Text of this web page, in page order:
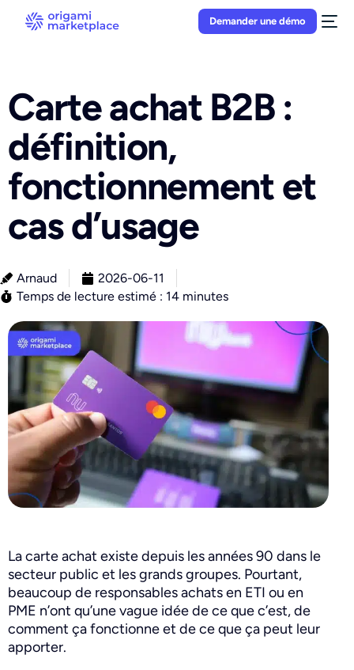
Demander une démo
Carte achat B2B :
définition,
fonctionnement et
cas d’usage
Arnaud
2026-06-11
Temps de lecture estimé : 14 minutes
La carte achat existe depuis les années 90 dans le
secteur public et les grands groupes. Pourtant,
beaucoup de responsables achats en ETI ou en
PME n’ont qu’une vague idée de ce que c’est, de
comment ça fonctionne et de ce que ça peut leur
apporter.